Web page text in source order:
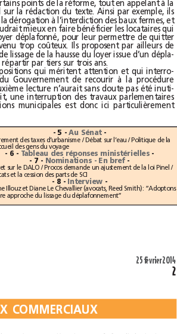
Ils jugent positifs certains points de la réforme, tout en appelant à la
poursuite du travail sur la rédaction du texte. Ainsi par exemple, ils
estiment inadaptée la dérogation à l’interdiction des baux fermes, et
considèrent qu’il vaudrait mieux en faire bénéficier les locataires qui
doivent payer un loyer déplafonné, pour leur permettre de quitter
un local qui est devenu trop coûteux. Ils proposent par ailleurs de
modifier le régime de lissage de la hausse du loyer issue d’un dépla-
fonnement et de la répartir par tiers sur trois ans.
Voici quelques propositions qui méritent attention et qui interro-
gent sur le choix du Gouvernement de recourir à la procédure
d’urgence. Une deuxième lecture n’aurait sans doute pas été inuti-
le. Quoi qu’il en soit, une interruption des travaux parlementaires
pour cause d’élections municipales est donc ici particulièrement
- 5 - Au Sénat -
Recouvrement des taxes d’urbanisme / Débat sur l’eau / Politique de la
ville / Accueil des gens du voyage
- 6 - Tableau des réponses ministérielles -
- 7 - Nominations - En bref -
Un décret sur le DALO / Procos demande un ajustement de la loi Pinel /
Les avocats et la cession des parts de SCI
- 8 - Interview -
Stéphane Illouz et Diane Le Chevallier (avocats, Reed Smith): “Adoptons
une autre approche du lissage du déplafonnement”
25février 2014
2
X
X C
CO
O M
M M
M E
E R
RC
CII A
A U
U X
X